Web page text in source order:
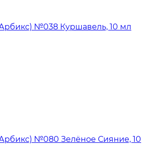
№038 Куршавель, 10 мл
№080 Зелёное Сияние, 10